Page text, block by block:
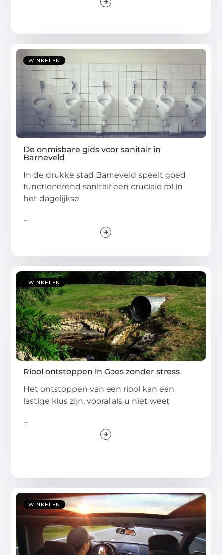
WINKELEN
De onmisbare gids voor sanitair in
Barneveld
In de drukke stad Barneveld speelt goed
functionerend sanitair een cruciale rol in
het dagelijkse
...
WINKELEN
Riool ontstoppen in Goes zonder stress
Het ontstoppen van een riool kan een
lastige klus zijn, vooral als u niet weet
...
WINKELEN